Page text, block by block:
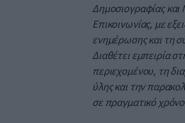
Δημοσιογραφίας
Επικοινωνίας, με
ενημέρωσης και τη
Διαθέτει εμπειρία
περιεχομένου, τη
ύλης και την
σε πραγματικό